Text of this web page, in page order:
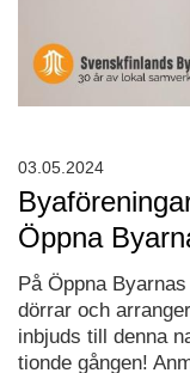
Öppna
På Öppna
dörrar och
inbjuds till denna
tionde gången!
03.05.2024